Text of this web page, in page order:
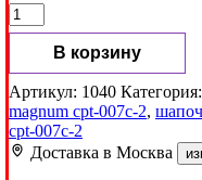
Количество
товара
Шапочка
для
плавания
Magnum
CPT-
007C-
В корзину
Артикул: 1040 Категория:
magnum cpt-007c-2,
cpt-007c-2
Доставка в Москва